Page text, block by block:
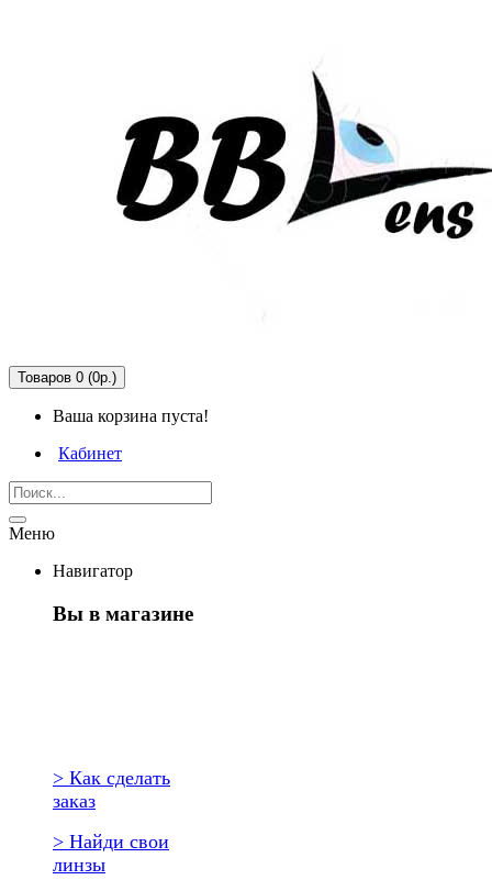
Товаров 0 (0р.)
Ваша корзина пуста!
Кабинет
Меню
Навигатор
Вы в магазине
> Как сделать
заказ
> Найди свои
линзы